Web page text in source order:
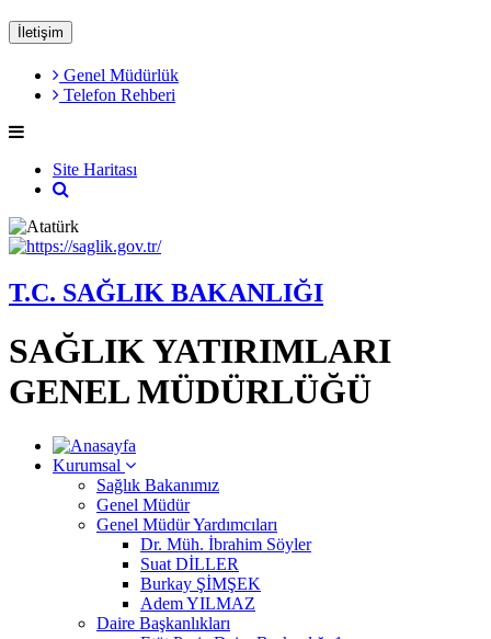
İletişim
Genel Müdürlük
Telefon Rehberi
Site Haritası
T.C. SAĞLIK BAKANLIĞI
SAĞLIK YATIRIMLARI
GENEL MÜDÜRLÜĞÜ
Kurumsal
Sağlık Bakanımız
Genel Müdür
Genel Müdür Yardımcıları
Dr. Müh. İbrahim Söyler
Suat DİLLER
Burkay ŞİMŞEK
Adem YILMAZ
Daire Başkanlıkları